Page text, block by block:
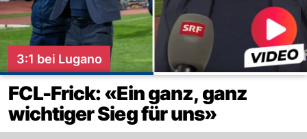
3:1 bei Lugano
FCL-Frick: «Ein ganz, ganz
wichtiger Sieg für uns»